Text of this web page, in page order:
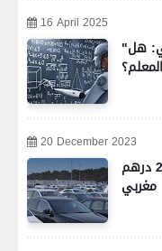
16 April 2025
"الذكاء الاصطناعي في التعليم العربي: هل
20 December 2023
أفضل 10 سيارات بأقل من 200000 درهم
مغربي